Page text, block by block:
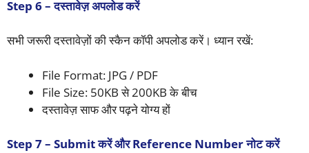
Step 6 – दस्तावेज़ अपलोड करें
सभी जरूरी दस्तावेज़ों की स्कैन कॉपी अपलोड करें। ध्यान रखें:
File Format: JPG / PDF
File Size: 50KB से 200KB के बीच
दस्तावेज़ साफ और पढ़ने योग्य हों
Step 7 – Submit करें और Reference Number नोट करें